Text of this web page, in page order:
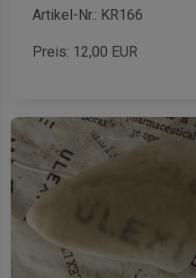
Artikel-Nr.: KR166
Preis: 12,00 EUR